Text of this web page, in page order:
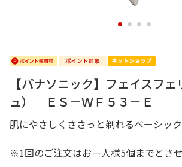
1 2 3 4
【パナソニック】フェイスフ
ュ） ＥＳ－ＷＦ５３－Ｅ
肌にやさしくささっと剃れるベーシッ
※1回のご注文はお一人様5個までとさせ